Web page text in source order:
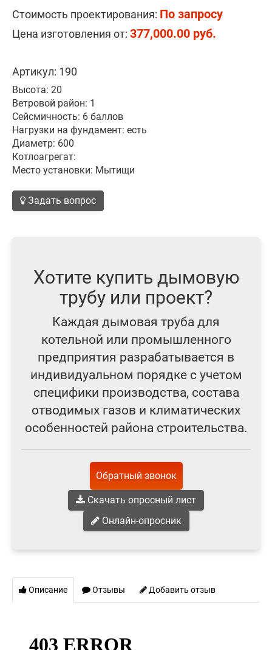
Стоимость проектирования: По запросу
Цена изготовления от: 377,000.00 руб.
Артикул: 190
Высота: 20
Ветровой район: 1
Сейсмичность: 6 баллов
Нагрузки на фундамент: есть
Диаметр: 600
Котлоагрегат:
Место установки: Мытищи
Задать вопрос
Хотите купить дымовую
трубу или проект?
Каждая дымовая труба для
котельной или промышленного
предприятия разрабатывается в
индивидуальном порядке с учетом
специфики производства, состава
отводимых газов и климатических
особенностей района строительства.
Обратный звонок
Скачать опросный лист
Онлайн-опросник
Описание Отзывы Добавить отзыв